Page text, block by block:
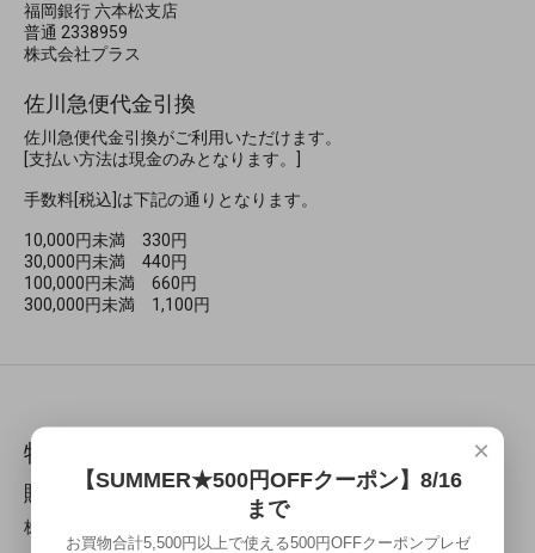
福岡銀行 六本松支店
普通 2338959
株式会社プラス
佐川急便代金引換
佐川急便代金引換がご利用いただけます。
[支払い方法は現金のみとなります。]
手数料[税込]は下記の通りとなります。
10,000円未満 330円
30,000円未満 440円
100,000円未満 660円
300,000円未満 1,100円
特定商取引法に基づく表記
販売業者
株式会社プラス
×
【SUMMER★500円OFFクーポン】8/16
まで
お買物合計5,500円以上で使える500円OFFクーポンプレゼ